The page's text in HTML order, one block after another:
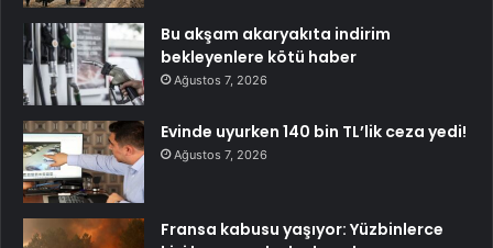
Bu akşam akaryakıta indirim
bekleyenlere kötü haber
Ağustos 7, 2026
Evinde uyurken 140 bin TL’lik ceza yedi!
Ağustos 7, 2026
Fransa kabusu yaşıyor: Yüzbinlerce